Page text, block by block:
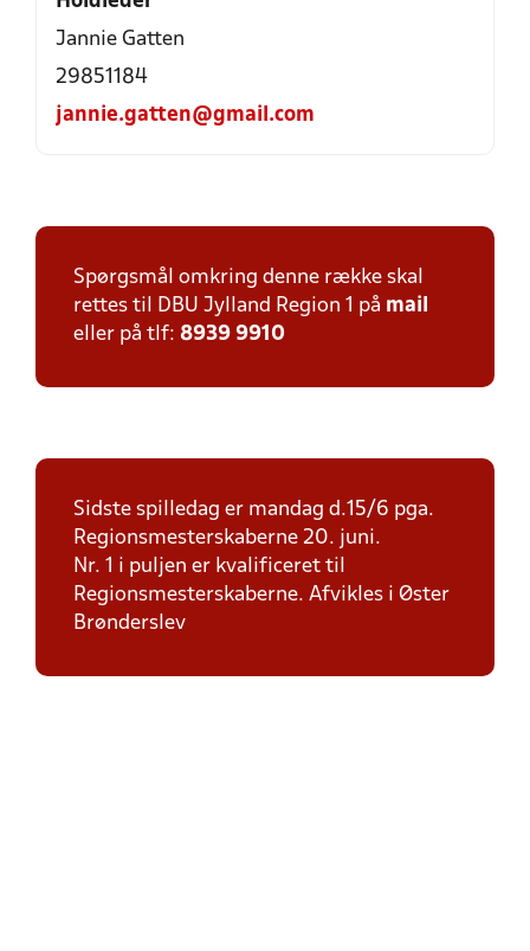
Jannie Gatten
29851184
jannie.gatten@gmail.com
Spørgsmål omkring denne række skal
rettes til DBU Jylland Region 1 på mail
eller på tlf: 8939 9910
Sidste spilledag er mandag d.15/6 pga.
Regionsmesterskaberne 20. juni.
Nr. 1 i puljen er kvalificeret til
Regionsmesterskaberne. Afvikles i Øster
Brønderslev